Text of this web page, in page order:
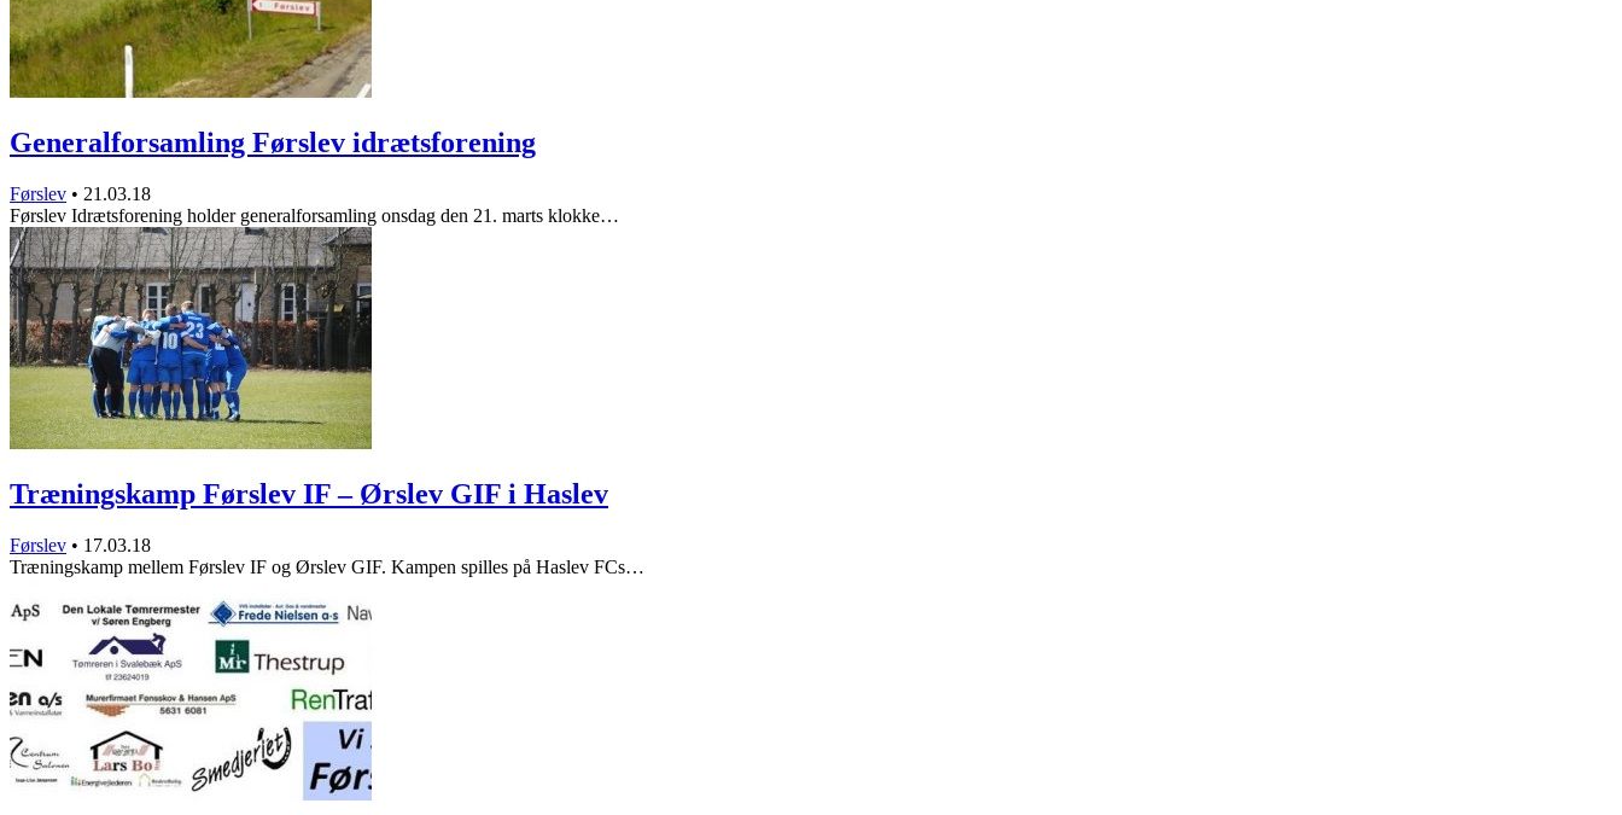
Generalforsamling Førslev idrætsforening
Førslev • 21.03.18
Førslev Idrætsforening holder generalforsamling onsdag den 21. marts klokke…
Træningskamp Førslev IF – Ørslev GIF i Haslev
Førslev • 17.03.18
Træningskamp mellem Førslev IF og Ørslev GIF. Kampen spilles på Haslev FCs…